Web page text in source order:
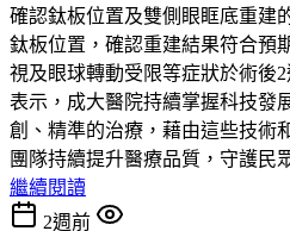
確認鈦板位置及雙側眼眶底重建
鈦板位置，確認重建結果符合預
視及眼球轉動受限等症狀於術後
表示，成大醫院持續掌握科技發
創、精準的治療，藉由這些技術
團隊持續提升醫療品質，守護民
繼續閱讀
2週前